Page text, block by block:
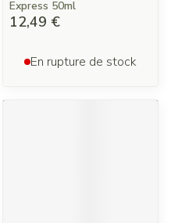
Express 50ml
12,49 €
En rupture de stock